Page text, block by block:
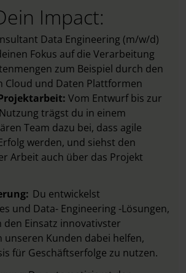
Impact:
Data Engineering (m/w/d)
Fokus auf die Verarbeitung
zum Beispiel durch den
Cloud und Daten Plattformen
Vom Entwurf bis zur
trägst du in einem
Team dazu bei, dass agile
werden, und siehst den
Arbeit auch über das Projekt
Du entwickelst
und Data- Engineering -Lösungen,
den Einsatz innovativster
unseren Kunden dabei helfen,
für Geschäftserfolge zu nutzen.